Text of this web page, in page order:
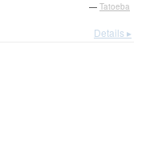
— Tatoeba
Details ▸